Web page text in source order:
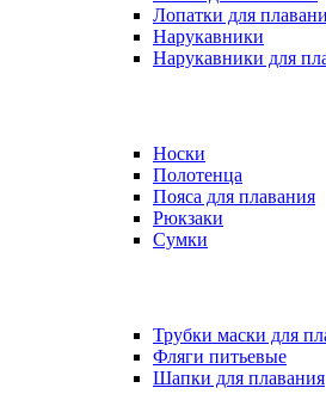
Лопатки для
Нарукавники
Нарукавники для
Носки
Полотенца
Пояса для плавания
Рюкзаки
Сумки
Трубки маски для
Фляги питьевые
Шапки для плавания